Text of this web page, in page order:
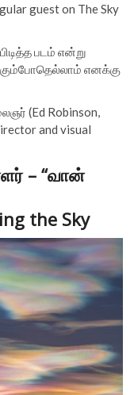
guest on The Sky
படம் என்று
எனக்கு
(Ed Robinson,
and visual
– “வான்
the Sky